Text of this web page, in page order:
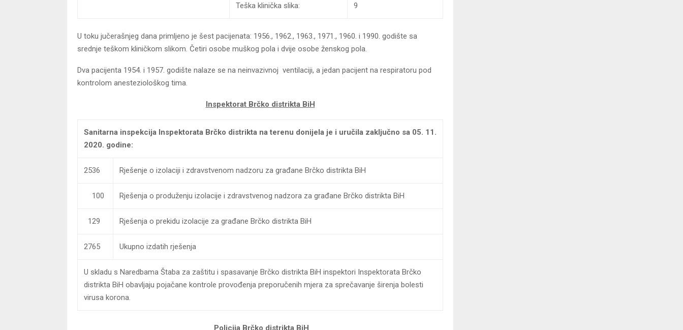
Teška klinička slika: 9
U toku jučerašnjeg dana primljeno je šest pacijenata: 1956., 1962., 1963., 1971., 1960. i 1990. godište sa
srednje teškom kliničkom slikom. Četiri osobe muškog pola i dvije osobe ženskog pola.
Dva pacijenta 1954. i 1957. godište nalaze se na neinvazivnoj ventilaciji, a jedan pacijent na respiratoru pod
kontrolom anesteziološkog tima.
Inspektorat Brčko distrikta BiH
Sanitarna inspekcija Inspektorata Brčko distrikta na terenu donijela je i uručila zaključno sa 05. 11.
2020. godine:
2536 Rješenje o izolaciji i zdravstvenom nadzoru za građane Brčko distrikta BiH
100 Rješenja o produženju izolacije i zdravstvenog nadzora za građane Brčko distrikta BiH
129 Rješenja o prekidu izolacije za građane Brčko distrikta BiH
2765 Ukupno izdatih rješenja
U skladu s Naredbama Štaba za zaštitu i spasavanje Brčko distrikta BiH inspektori Inspektorata Brčko
distrikta BiH obavljaju pojačane kontrole provođenja preporučenih mjera za sprečavanje širenja bolesti
virusa korona.
Policija Brčko distrikta BiH